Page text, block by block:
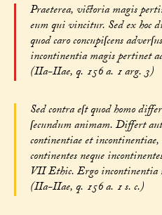
Praeterea, victoria magis
eum qui vincitur. Sed ex hoc
quod caro concupiſcens
incontinentia magis pertinet
(IIa-IIae, q. 156 a. 1 arg. 3)
Sed contra eſt quod homo
ſecundum animam. Differt
continentiae et
continentes neque
VII Ethic. Ergo incontinentia
(IIa-IIae, q. 156 a. 1 s. c.)